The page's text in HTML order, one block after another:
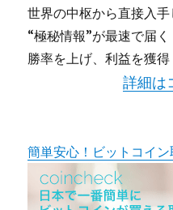
世界の中枢から直接入手
“極秘情報”が最速で届く
勝率を上げ、利益を獲得
詳細は
簡単安心！ビットコイ